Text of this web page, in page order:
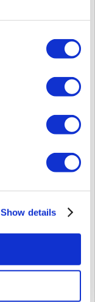
Show details
ジでイベントをクリ